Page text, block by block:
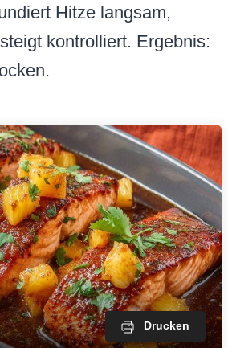
Hitze langsam,
kontrolliert. Ergebnis:
Drucken